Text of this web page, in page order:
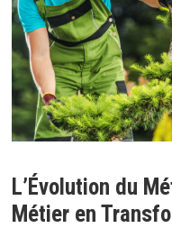
L’Évolution du
Métier en